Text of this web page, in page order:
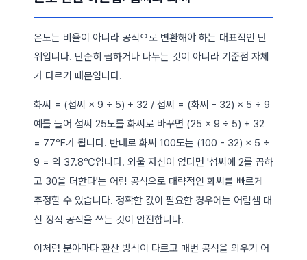
온도는 비율이 아니라 공식으로 변환해야 하는 대표적인 단
위입니다. 단순히 곱하거나 나누는 것이 아니라 기준점 자체
가 다르기 때문입니다.
화씨 = (섭씨 × 9 ÷ 5) + 32 / 섭씨 = (화씨 - 32) × 5 ÷ 9
예를 들어 섭씨 25도를 화씨로 바꾸면 (25 × 9 ÷ 5) + 32
= 77℉가 됩니다. 반대로 화씨 100도는 (100 - 32) × 5 ÷
9 = 약 37.8℃입니다. 외울 자신이 없다면 '섭씨에 2를 곱하
고 30을 더한다'는 어림 공식으로 대략적인 화씨를 빠르게
추정할 수 있습니다. 정확한 값이 필요한 경우에는 어림셈 대
신 정식 공식을 쓰는 것이 안전합니다.
이처럼 분야마다 환산 방식이 다르고 매번 공식을 외우기 어